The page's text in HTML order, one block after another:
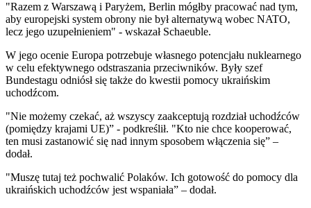
"Razem z Warszawą i Paryżem, Berlin mógłby pracować nad tym,
aby europejski system obrony nie był alternatywą wobec NATO,
lecz jego uzupełnieniem" - wskazał Schaeuble.
W jego ocenie Europa potrzebuje własnego potencjału nuklearnego
w celu efektywnego odstraszania przeciwników. Były szef
Bundestagu odniósł się także do kwestii pomocy ukraińskim
uchodźcom.
"Nie możemy czekać, aż wszyscy zaakceptują rozdział uchodźców
(pomiędzy krajami UE)” - podkreślił. "Kto nie chce kooperować,
ten musi zastanowić się nad innym sposobem włączenia się” –
dodał.
"Muszę tutaj też pochwalić Polaków. Ich gotowość do pomocy dla
ukraińskich uchodźców jest wspaniała” – dodał.